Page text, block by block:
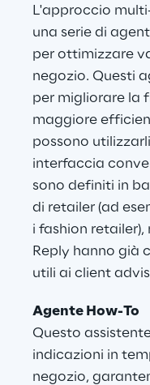
L'approccio
una serie di
per ottimizzare
negozio. Questi
per migliorare la
maggiore
possono
interfaccia
sono definiti in
di retailer (ad
i fashion
Reply hanno già
utili ai client
Agente How-To
Questo
indicazioni in
negozio,